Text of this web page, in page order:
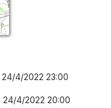
4/2022 23:00
24/4/2022 20:00